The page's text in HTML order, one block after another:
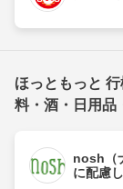
ほっともっと
料・酒・日用品
nosh（
に配慮